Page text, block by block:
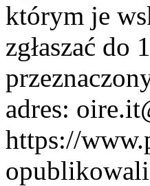
którym je
zgłaszać
adres:
https://